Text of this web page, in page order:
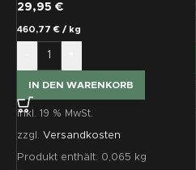
29,95 €
460,77€/ kg
IN DEN WARENKORB
inkl. 19 % MwSt.
zzgl. Versandkosten
Produkt enthält: 0,065 kg